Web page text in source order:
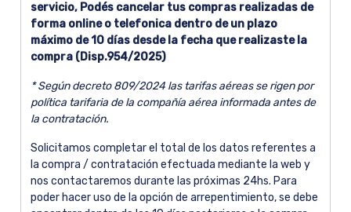
servicio, Podés cancelar tus compras realizadas de
forma online o telefonica dentro de un plazo
máximo de 10 días desde la fecha que realizaste la
compra (Disp.954/2025)
* Según decreto 809/2024 las tarifas aéreas se rigen por
política tarifaria de la compañía aérea informada antes de
la contratación.
Solicitamos completar el total de los datos referentes a
la compra / contratación efectuada mediante la web y
nos contactaremos durante las próximas 24hs. Para
poder hacer uso de la opción de arrepentimiento, se debe